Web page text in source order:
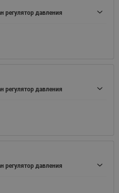
регулятор давления
регулятор давления
регулятор давления